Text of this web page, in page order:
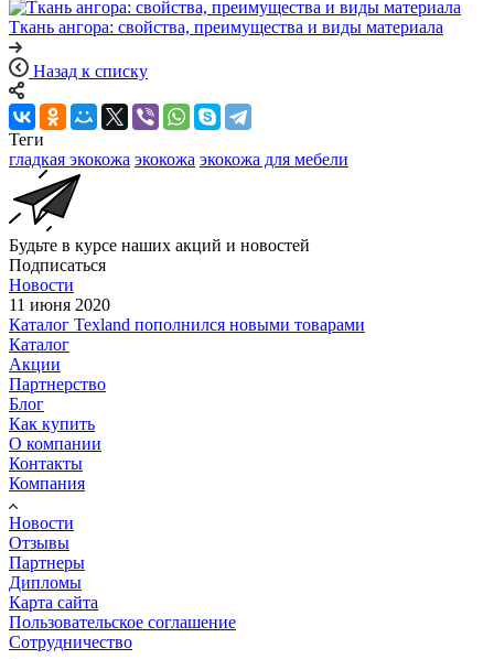
Ткань ангора: свойства, преимущества и виды материала
Назад к списку
Теги
гладкая экокожа экокожа экокожа для мебели
Будьте в курсе наших акций и новостей
Подписаться
Новости
11 июня 2020
Каталог Texland пополнился новыми товарами
Каталог
Акции
Партнерство
Блог
Как купить
О компании
Контакты
Компания
Новости
Отзывы
Партнеры
Дипломы
Карта сайта
Пользовательское соглашение
Сотрудничество